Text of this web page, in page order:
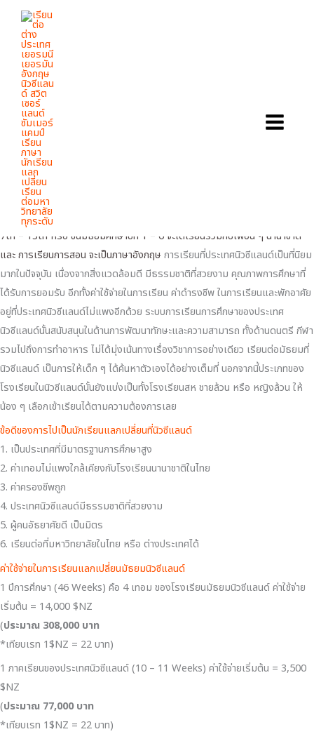
content
HIGH SCHOOL EXCHANGE PROGRAM
IN NEW ZEALAND 1 TERM
เปิดรับสมัคร...
High School Exchange Program 2024
นักเรียนแลกเปลี่ยน ประเทศนิวซีแลนด์ 1 เทอม
เมืองอัคแลนด์ ประเทศนิวซีแลนด์
ระยะเวลา 1 เทอม 11 สัปดาห์ (23 เมษายน – 07 กรกฏาคม 2567)
ราคาเพียง 297,000 บาท สมัครตรงไม่ต้องสอบ
ปิดรับสมัคร 15 มกราคม 2567
นักเรียนแลกเปลี่ยนมัธยมนิวซีแลนด์ (High School Exchange Program in
New Zealand) เปิดรับสมัครน้อง ๆ นักเรียนที่มีอายุระหว่าง 13 – 17 ปี เข้า
เรียนที่โรงเรียนมัธยมนิวซีแลนด์ (High School in New Zealand) ระดับ Year
7th – 13th หรือ ชั้นมัธยมศึกษาปีที่ 1 – 6 จะได้เรียนร่วมกับเพื่อน ๆ นานาชาติ
และ การเรียนการสอน จะเป็นภาษาอังกฤษ การเรียนที่ประเทศนิวซีแลนด์เป็นที่นิยม
มากในปัจจุบัน เนื่องจากสิ่งแวดล้อมดี มีธรรมชาติที่สวยงาม คุณภาพการศึกษาที่
ได้รับการยอมรับ อีกทั้งค่าใช้จ่ายในการเรียน ค่าดำรงชีพ ในการเรียนและพักอาศัย
อยู่ที่ประเทศนิวซีแลนด์ไม่แพงอีกด้วย ระบบการเรียนการศึกษาของประเทศ
นิวซีแลนด์นั้นสนับสนุนในด้านการพัฒนาทักษะและความสามารถ ทั้งด้านดนตรี กีฬา
รวมไปถึงการทำอาหาร ไม่ได้มุ่งเน้นทางเรื่องวิชาการอย่างเดียว เรียนต่อมัธยมที่
นิวซีแลนด์ เป็นการให้เด็ก ๆ ได้ค้นหาตัวเองได้อย่างเต็มที่ นอกจากนี้ประเภทของ
โรงเรียนในนิวซีแลนด์นั้นยังแบ่งเป็นทั้งโรงเรียนสห ชายล้วน หรือ หญิงล้วน ให้
น้อง ๆ เลือกเข้าเรียนได้ตามความต้องการเลย
ข้อดีของการไปเป็นนักเรียนแลกเปลี่ยนที่นิวซีแลนด์
1. เป็นประเทศที่มีมาตรฐานการศึกษาสูง
2. ค่าเทอมไม่แพงใกล้เคียงกับโรงเรียนนานาชาติในไทย
3. ค่าครองชีพถูก
4. ประเทศนิวซีแลนด์มีธรรมชาติที่สวยงาม
5. ผู้คนอัธยาศัยดี เป็นมิตร
6. เรียนต่อที่มหาวิทยาลัยในไทย หรือ ต่างประเทศได้
ค่าใช้จ่ายในการเรียนแลกเปลี่ยนมัธยมนิวซีแลนด์
1 ปีการศึกษา (46 Weeks) คือ 4 เทอม ของโรงเรียนมัธยมนิวซีแลนด์ ค่าใช้จ่าย
เริ่มต้น = 14,000 $NZ
(ประมาณ 308,000 บาท
*เทียบเรท 1$NZ = 22 บาท)
1 ภาคเรียนของประเทศนิวซีแลนด์ (10 – 11 Weeks) ค่าใช้จ่ายเริ่มต้น = 3,500
$NZ
(ประมาณ 77,000 บาท
*เทียบเรท 1$NZ = 22 บาท)